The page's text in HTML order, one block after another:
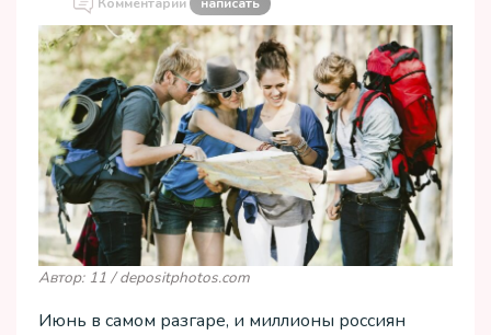
Комментарии написать
Автор: 11 / depositphotos.com
Июнь в самом разгаре, и миллионы россиян